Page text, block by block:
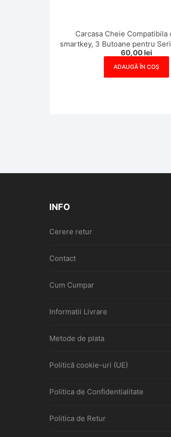
Carcasa Cheie Compatibila
smartkey, 3 Butoane pentru
Albastru
60,00 lei
ADAUGĂ ÎN COȘ
INFO
Cerere retur
Contact
Cum Cumpar
Informatii Livrare
Metode de plata
Politică cookie-uri (UE)
Politica de Confidentialitate
Politica de Retur